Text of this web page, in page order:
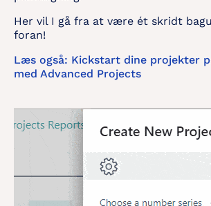
Her vil I gå fra at være ét skridt
foran!
Læs også: Kickstart dine projekter
med Advanced Projects